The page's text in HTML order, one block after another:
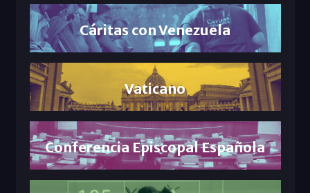
Cáritas con Venezuela
Vaticano
Conferencia Episcopal Española